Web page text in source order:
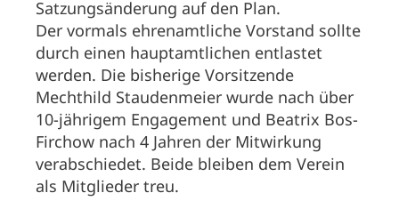
Satzungsänderung auf den Plan.
Der vormals ehrenamtliche Vorstand sollte
durch einen hauptamtlichen entlastet
werden. Die bisherige Vorsitzende
Mechthild Staudenmeier wurde nach über
10-jährigem Engagement und Beatrix Bos-
Firchow nach 4 Jahren der Mitwirkung
verabschiedet. Beide bleiben dem Verein
als Mitglieder treu.